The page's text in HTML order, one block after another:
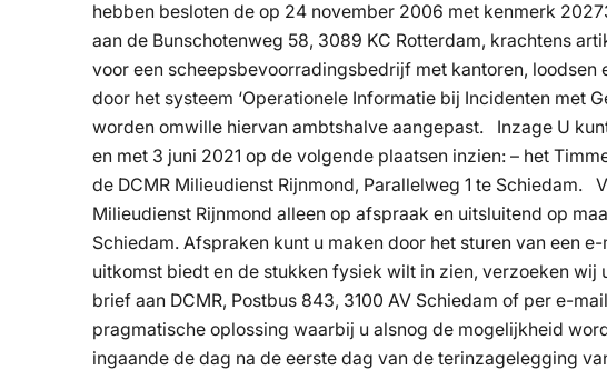
hebben besloten de op 24 november 2006 met kenmerk
aan de Bunschotenweg 58, 3089 KC Rotterdam, krachtens
voor een scheepsbevoorradingsbedrijf met kantoren,
door het systeem ‘Operationele Informatie bij Incidenten met
worden omwille hiervan ambtshalve aangepast. Inzage U
en met 3 juni 2021 op de volgende plaatsen inzien: – het
de DCMR Milieudienst Rijnmond, Parallelweg 1 te Schiedam.
Milieudienst Rijnmond alleen op afspraak en uitsluitend op
Schiedam. Afspraken kunt u maken door het sturen van een
uitkomst biedt en de stukken fysiek wilt in zien, verzoeken
brief aan DCMR, Postbus 843, 3100 AV Schiedam of per e-
pragmatische oplossing waarbij u alsnog de mogelijkheid
ingaande de dag na de eerste dag van de terinzagelegging